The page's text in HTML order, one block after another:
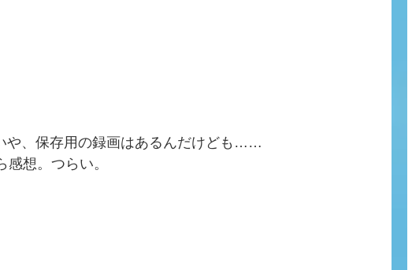
や、保存用の録画はあるんだけども……
想。つらい。